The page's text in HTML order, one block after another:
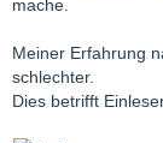
mache.
Meiner Erfahrung
schlechter.
Dies betrifft